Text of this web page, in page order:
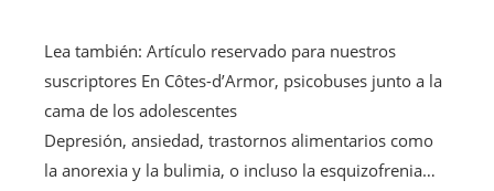
Lea también: Artículo reservado para nuestros
suscriptores En Côtes-d’Armor, psicobuses junto a la
cama de los adolescentes
Depresión, ansiedad, trastornos alimentarios como
la anorexia y la bulimia, o incluso la esquizofrenia…